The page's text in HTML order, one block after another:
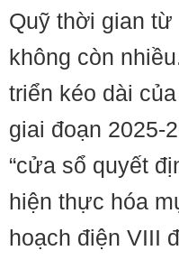
Quỹ thời gian từ
không còn
triển kéo dài
giai đoạn 2025-
“cửa sổ quyết
hiện thực hóa
hoạch điện VIII